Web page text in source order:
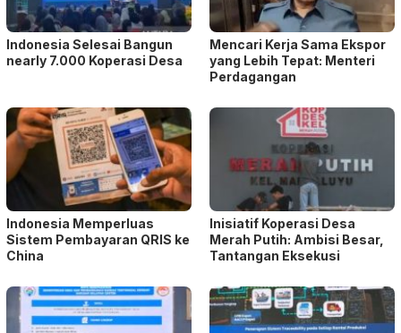
Indonesia Selesai Bangun
nearly 7.000 Koperasi Desa
Mencari Kerja Sama Ekspor
yang Lebih Tepat: Menteri
Perdagangan
Indonesia Memperluas
Sistem Pembayaran QRIS ke
China
Inisiatif Koperasi Desa
Merah Putih: Ambisi Besar,
Tantangan Eksekusi